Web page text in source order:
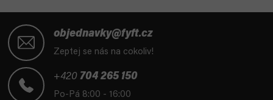
objednavky@fyft.cz
Zeptej se nás na cokoliv!
+420 704 265 150
Po-Pá 8:00 - 16:00